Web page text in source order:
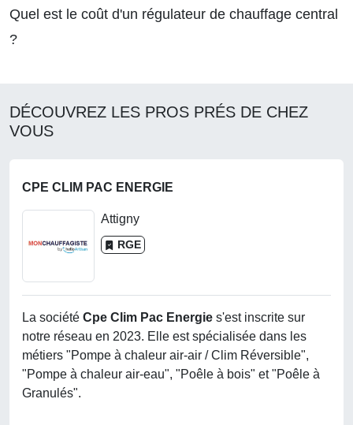
Quel est le coût d'un régulateur de chauffage central
?
DÉCOUVREZ LES PROS PRÉS DE CHEZ
VOUS
CPE CLIM PAC ENERGIE
Attigny
RGE
La société Cpe Clim Pac Energie s'est inscrite sur
notre réseau en 2023. Elle est spécialisée dans les
métiers "Pompe à chaleur air-air / Clim Réversible",
"Pompe à chaleur air-eau", "Poêle à bois" et "Poêle à
Granulés".